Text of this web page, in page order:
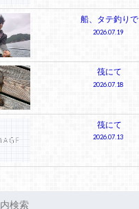
船、タテ釣りで
2026.07.19
筏にて
2026.07.18
筏にて
2026.07.13